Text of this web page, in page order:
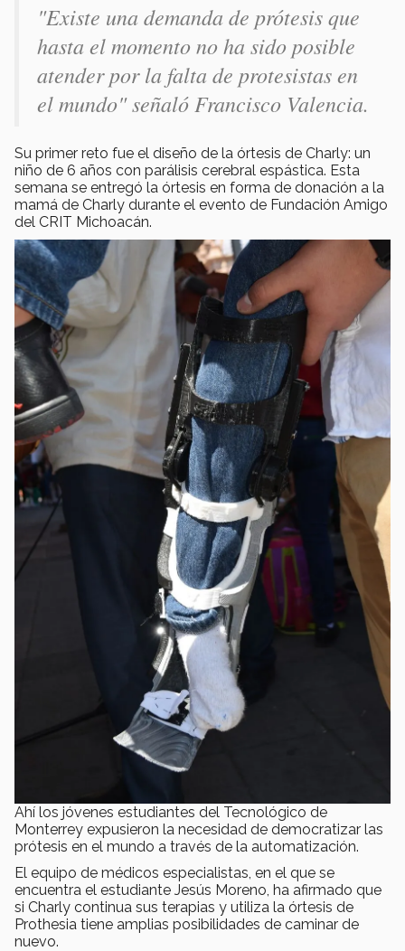
"Existe una demanda de prótesis que
hasta el momento no ha sido posible
atender por la falta de protesistas en
el mundo" señaló Francisco Valencia.
Su primer reto fue el diseño de la órtesis de Charly: un
niño de 6 años con parálisis cerebral espástica. Esta
semana se entregó la órtesis en forma de donación a la
mamá de Charly durante el evento de Fundación Amigo
del CRIT Michoacán.
Ahí los jóvenes estudiantes del Tecnológico de
Monterrey expusieron la necesidad de democratizar las
prótesis en el mundo a través de la automatización.
El equipo de médicos especialistas, en el que se
encuentra el estudiante Jesús Moreno, ha afirmado que
si Charly continua sus terapias y utiliza la órtesis de
Prothesia tiene amplias posibilidades de caminar de
nuevo.